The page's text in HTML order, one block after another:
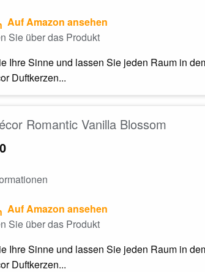
Auf Amazon ansehen
Sie über das Produkt
Ihre Sinne und lassen Sie jeden Raum in
Duftkerzen...
Romantic Vanilla Blossom
Auf Amazon ansehen
Sie über das Produkt
Ihre Sinne und lassen Sie jeden Raum in
Duftkerzen...